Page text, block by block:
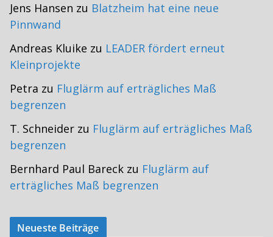
Jens Hansen zu Blatzheim hat eine neue
Pinnwand
Andreas Kluike zu LEADER fördert erneut
Kleinprojekte
Petra zu Fluglärm auf erträgliches Maß
begrenzen
T. Schneider zu Fluglärm auf erträgliches Maß
begrenzen
Bernhard Paul Bareck zu Fluglärm auf
erträgliches Maß begrenzen
Neueste Beiträge